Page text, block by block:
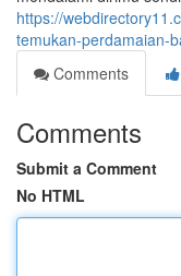
https://
temukan-perdamaian-
Comments
Comments
Submit a Comment
No HTML